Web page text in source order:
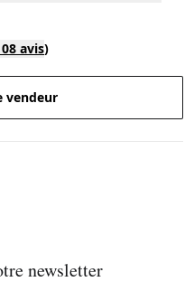
avis)
vendeur
newsletter